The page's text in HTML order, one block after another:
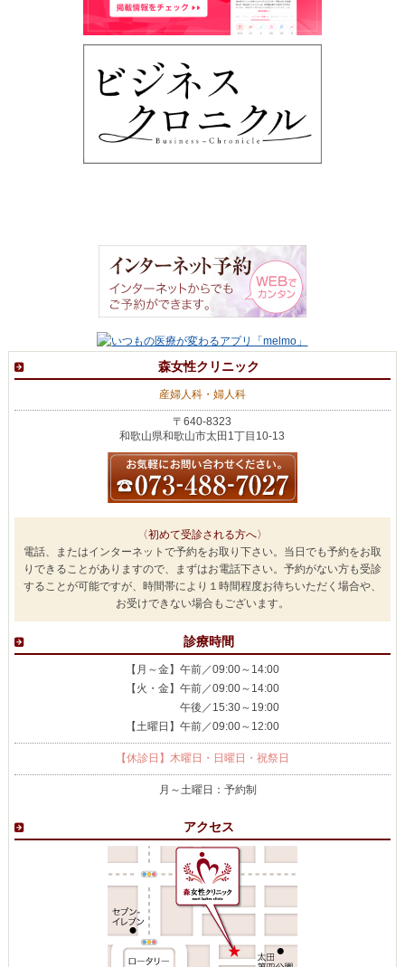
森女性クリニック
産婦人科・婦人科
〒640-8323
和歌山県和歌山市太田1丁目10-13
〈初めて受診される方へ〉
電話、またはインターネットで予約をお取り下さい。当日でも予約をお取
りできることがありますので、まずはお電話下さい。予約がない方も受診
することが可能ですが、時間帯により１時間程度お待ちいただく場合や、
お受けできない場合もございます。
診療時間
【月～金】午前／09:00～14:00
【火・金】午前／09:00～14:00
午後／15:30～19:00
【土曜日】午前／09:00～12:00
【休診日】木曜日・日曜日・祝祭日
月～土曜日：予約制
アクセス